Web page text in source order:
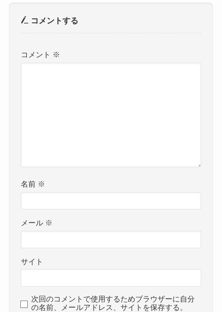
コメントする
コメント ※
名前 ※
メール ※
サイト
次回のコメントで使用するためブラウザーに自分
の名前、メールアドレス、サイトを保存する。